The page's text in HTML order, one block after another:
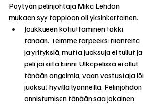
Pöytyän pelinjohtaja Mika Lehdon
mukaan syy tappioon oli yksinkertainen.
Joukkueen kotiuttaminen tökki
tänään. Teimme tarpeeksi tilanteita
ja yrityksiä, mutta juoksuja ei tullut ja
peli jäi siitä kiinni. Ulkopelissä ei ollut
tänään ongelmia, vaan vastustaja löi
juoksut hyvillä lyönneillä. Pelinjohdon
onnistumisen tänään saa jokainen